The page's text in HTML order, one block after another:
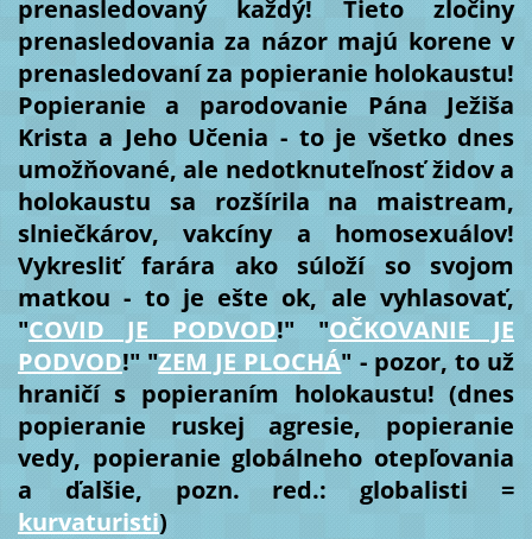
prenasledovaný každý! Tieto zločiny
prenasledovania za názor majú korene v
prenasledovaní za popieranie holokaustu!
Popieranie a parodovanie Pána Ježiša
Krista a Jeho Učenia - to je všetko dnes
umožňované, ale nedotknuteľnosť židov a
holokaustu sa rozšírila na maistream,
slniečkárov, vakcíny a homosexuálov!
Vykresliť farára ako súloží so svojom
matkou - to je ešte ok, ale vyhlasovať,
"COVID JE PODVOD!" "OČKOVANIE JE
PODVOD!" "ZEM JE PLOCHÁ" - pozor, to už
hraničí s popieraním holokaustu! (dnes
popieranie ruskej agresie, popieranie
vedy, popieranie globálneho otepľovania
a ďalšie, pozn. red.: globalisti =
kurvaturisti)